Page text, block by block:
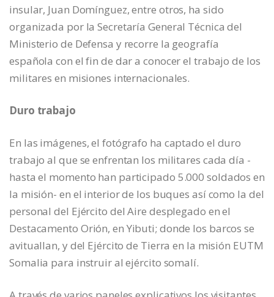
insular, Juan Domínguez, entre otros, ha sido
organizada por la Secretaría General Técnica del
Ministerio de Defensa y recorre la geografía
española con el fin de dar a conocer el trabajo de los
militares en misiones internacionales.
Duro trabajo
En las imágenes, el fotógrafo ha captado el duro
trabajo al que se enfrentan los militares cada día -
hasta el momento han participado 5.000 soldados en
la misión- en el interior de los buques así como la del
personal del Ejército del Aire desplegado en el
Destacamento Orión, en Yibuti; donde los barcos se
avituallan, y del Ejército de Tierra en la misión EUTM
Somalia para instruir al ejército somalí.